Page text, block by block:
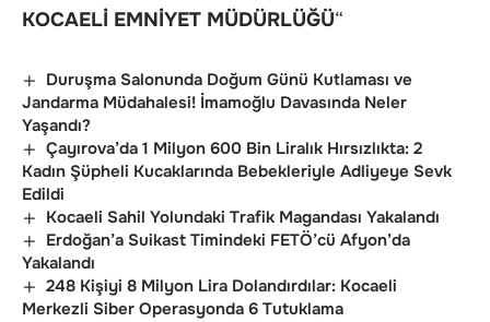
KOCAELİ EMNİYET MÜDÜRLÜĞÜ“
Duruşma Salonunda Doğum Günü Kutlaması ve
Jandarma Müdahalesi! İmamoğlu Davasında Neler
Yaşandı?
Çayırova’da 1 Milyon 600 Bin Liralık Hırsızlıkta: 2
Kadın Şüpheli Kucaklarında Bebekleriyle Adliyeye Sevk
Edildi
Kocaeli Sahil Yolundaki Trafik Magandası Yakalandı
Erdoğan’a Suikast Timindeki FETÖ’cü Afyon’da
Yakalandı
248 Kişiyi 8 Milyon Lira Dolandırdılar: Kocaeli
Merkezli Siber Operasyonda 6 Tutuklama